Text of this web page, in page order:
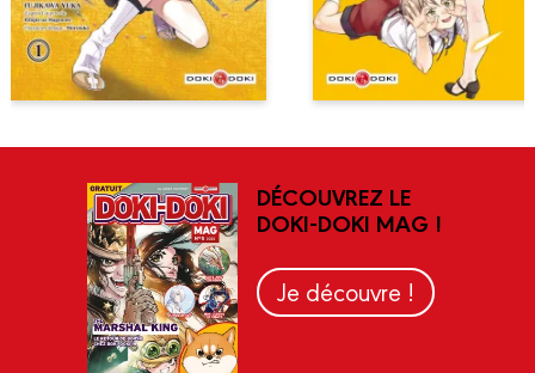
DÉCOUVREZ LE
DOKI-DOKI MAG !
Je découvre !